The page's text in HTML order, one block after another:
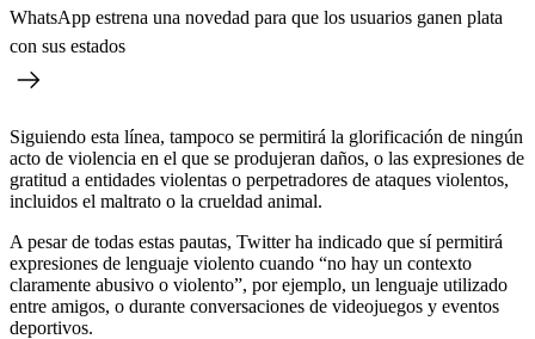
WhatsApp estrena una novedad para que los usuarios ganen plata
con sus estados
Siguiendo esta línea, tampoco se permitirá la glorificación de ningún
acto de violencia en el que se produjeran daños, o las expresiones de
gratitud a entidades violentas o perpetradores de ataques violentos,
incluidos el maltrato o la crueldad animal.
A pesar de todas estas pautas, Twitter ha indicado que sí permitirá
expresiones de lenguaje violento cuando “no hay un contexto
claramente abusivo o violento”, por ejemplo, un lenguaje utilizado
entre amigos, o durante conversaciones de videojuegos y eventos
deportivos.